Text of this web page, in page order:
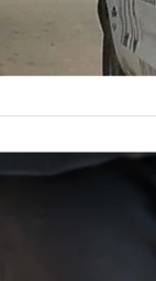
La